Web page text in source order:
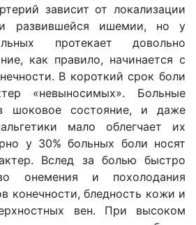
зависит от локализации
развившейся ишемии, но у
протекает довольно
как правило, начинается с
В короткий срок боли
«невыносимых». Больные
шоковое состояние, и даже
мало облегчает их
у 30% больных боли носят
Вслед за болью быстро
онемения и похолодания
конечности, бледность кожи и
вен. При высоком